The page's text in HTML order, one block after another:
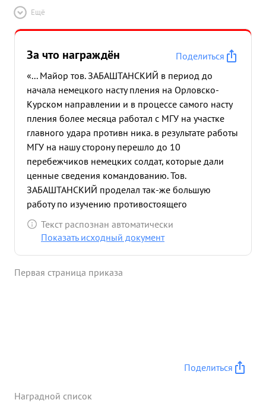
Ещё
За что награждён
Поделиться
«... Майор тов. ЗАБАШТАНСКИЙ в период до
начала немецкого насту пления на Орловско-
Курском направлении и в процессе самого насту
пления более месяца работал с МГУ на участке
главного удара противн ника. в результате работы
МГУ на нашу сторону перешло до 10
перебежчиков немецких солдат, которые дали
ценные сведения командованию. Тов.
ЗАБАШТАНСКИЙ проделал так-же большую
работу по изучению противостоящего
противника, что позволило лучше поставить
пропаганду среди войск противника. ...»
Текст распознан автоматически
Показать исходный документ
Первая страница приказа
Поделиться
Наградной список